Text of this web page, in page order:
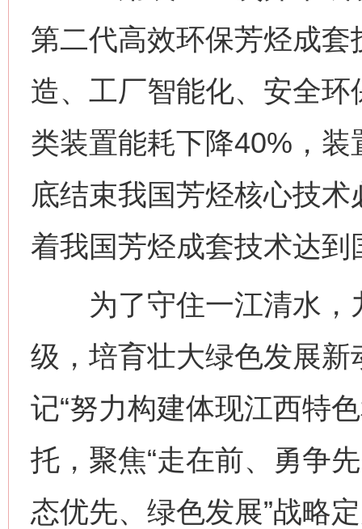
第二代高效环保芳烃成
造、工厂智能化、安全
类装置能耗下降40%，
底结束我国芳烃核心技
着我国芳烃成套技术达到
为了守住一江清水，
级，培育壮大绿色发展
记“努力构建体现江西特
托，聚焦“走在前、勇争
态优先、绿色发展”战略
网上购药对药下症？